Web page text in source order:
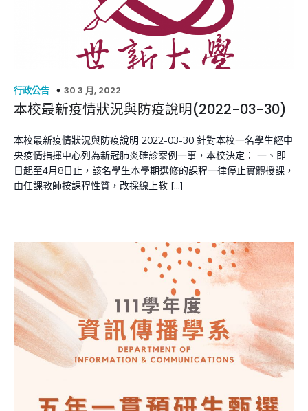
行政公告 30 3 月, 2022
本校最新疫情狀況與防疫說明(2022-03-30)
本校最新疫情狀況與防疫說明 2022-03-30 針對本校一名學生經中
央疫情指揮中心列為新冠肺炎確診案例一事，本校決定： 一、即
日起至4月8日止，該名學生本學期選修的課程一律停止實體授課，
由任課教師按課程性質，改採線上教 […]